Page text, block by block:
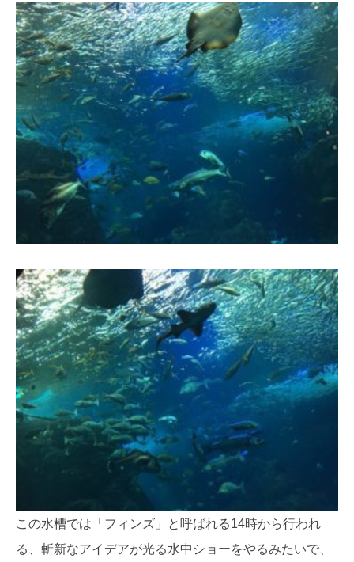
この水槽では「フィンズ」と呼ばれる14時から行われ
る、斬新なアイデアが光る水中ショーをやるみたいで、